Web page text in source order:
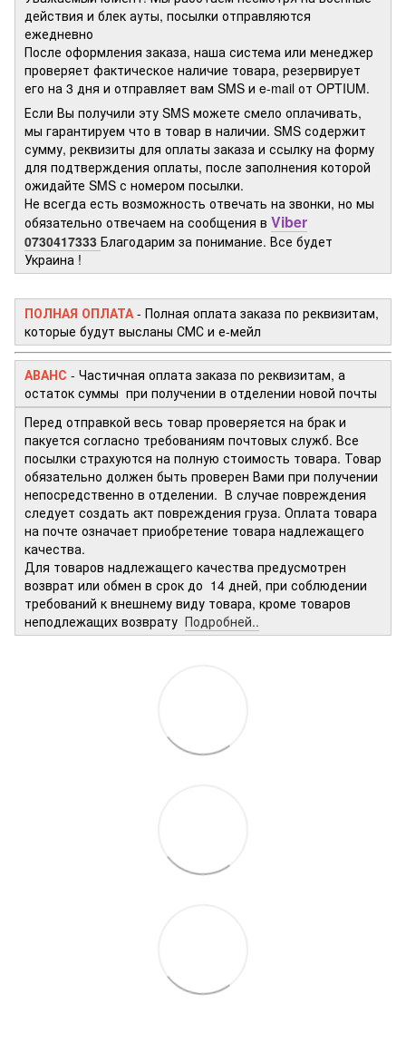
действия и блек ауты, посылки отправляются
ежедневно
После оформления заказа, наша система или менеджер
проверяет фактическое наличие товара, резервирует
его на 3 дня и отправляет вам SMS и e-mail от OPTIUM.
Если Вы получили эту SMS можете смело оплачивать,
мы гарантируем что в товар в наличии. SMS содержит
сумму, реквизиты для оплаты заказа и ссылку на форму
для подтверждения оплаты, после заполнения которой
ожидайте SMS с номером посылки.
Не всегда есть возможность отвечать на звонки, но мы
обязательно отвечаем на сообщения в Viber
0730417333 Благодарим за понимание. Все будет
Украина !
ПОЛНАЯ ОПЛАТА - Полная оплата заказа по реквизитам,
которые будут высланы СМС и е-мейл
АВАНС - Частичная оплата заказа по реквизитам, а
остаток суммы при получении в отделении новой почты
Перед отправкой весь товар проверяется на брак и
пакуется согласно требованиям почтовых служб. Все
посылки страхуются на полную стоимость товара. Товар
обязательно должен быть проверен Вами при получении
непосредственно в отделении. В случае повреждения
следует создать акт повреждения груза. Оплата товара
на почте означает приобретение товара надлежащего
качества.
Для товаров надлежащего качества предусмотрен
возврат или обмен в срок до 14 дней, при соблюдении
требований к внешнему виду товара, кроме товаров
неподлежащих возврату Подробней..